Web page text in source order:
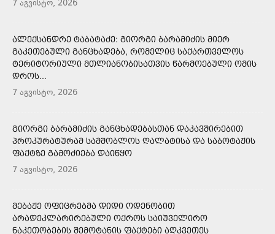
7 აგვისტო, 2026
ᲐᲚᲔᲥᲡᲐᲜᲓᲠᲔ ᲢᲐᲑᲐᲢᲐᲫᲔ: ᲒᲘᲝᲠᲒᲘ ᲑᲐᲠᲐᲛᲘᲫᲘᲡ ᲛᲘᲔᲠ
ᲒᲐᲙᲔᲗᲔᲑᲣᲚᲘ ᲒᲐᲜᲪᲮᲐᲓᲔᲑᲐ, ᲠᲝᲛᲔᲚᲘᲪ ᲡᲐᲥᲐᲠᲗᲕᲔᲚᲝᲡ
ᲢᲔᲠᲘᲢᲝᲠᲘᲣᲚᲘ ᲛᲗᲚᲘᲐᲜᲝᲑᲘᲡᲐᲗᲕᲘᲡ ᲬᲐᲠᲛᲝᲔᲑᲣᲚᲘ ᲝᲛᲘᲡ
ᲓᲠᲝᲡ...
7 აგვისტო, 2026
ᲒᲘᲝᲠᲒᲘ ᲑᲐᲠᲐᲛᲘᲫᲘᲡ ᲒᲐᲜᲪᲮᲐᲓᲔᲑᲐᲡᲗᲐᲜ ᲓᲐᲙᲐᲕᲨᲘᲠᲔᲑᲘᲗ
ᲞᲠᲝᲙᲣᲠᲐᲢᲣᲠᲐᲛ ᲡᲐᲛᲨᲝᲑᲚᲝᲡ ᲦᲐᲚᲐᲢᲘᲡᲐ ᲓᲐ ᲡᲐᲑᲝᲢᲐᲟᲘᲡ
ᲤᲐᲥᲢᲖᲔ ᲒᲐᲛᲝᲫᲘᲔᲑᲐ ᲓᲐᲘᲬᲧᲝ
7 აგვისტო, 2026
ᲛᲔᲑᲐᲟᲔ ᲝᲤᲘᲪᲠᲔᲑᲛᲐ ᲓᲘᲓᲘ ᲝᲓᲔᲜᲝᲑᲘᲗ
ᲐᲠᲐᲓᲔᲙᲚᲐᲠᲘᲠᲔᲑᲣᲚᲘ ᲝᲥᲠᲝᲡ ᲡᲐᲘᲣᲕᲔᲚᲘᲠᲝ
ᲜᲐᲙᲔᲗᲝᲑᲔᲑᲘᲡ ᲨᲔᲛᲝᲢᲐᲜᲘᲡ ᲤᲐᲥᲢᲔᲑᲘ ᲐᲦᲙᲕᲔᲗᲔᲡ